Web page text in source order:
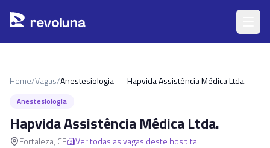
revoluna
Home/Vagas/Anestesiologia — Hapvida Assistência Médica Ltda.
Anestesiologia
Hapvida Assistência Médica Ltda.
Fortaleza, CE Ver todas as vagas deste hospital